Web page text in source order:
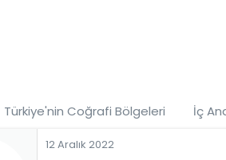
Türkiye'nin Coğrafi Bölgeleri İç
12 Aralık 2022